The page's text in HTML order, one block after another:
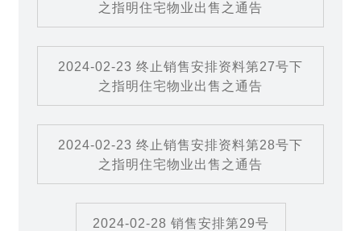
之指明住宅物业出售之通告
2024-02-23 终止销售安排资料第27号下
之指明住宅物业出售之通告
2024-02-23 终止销售安排资料第28号下
之指明住宅物业出售之通告
2024-02-28 销售安排第29号